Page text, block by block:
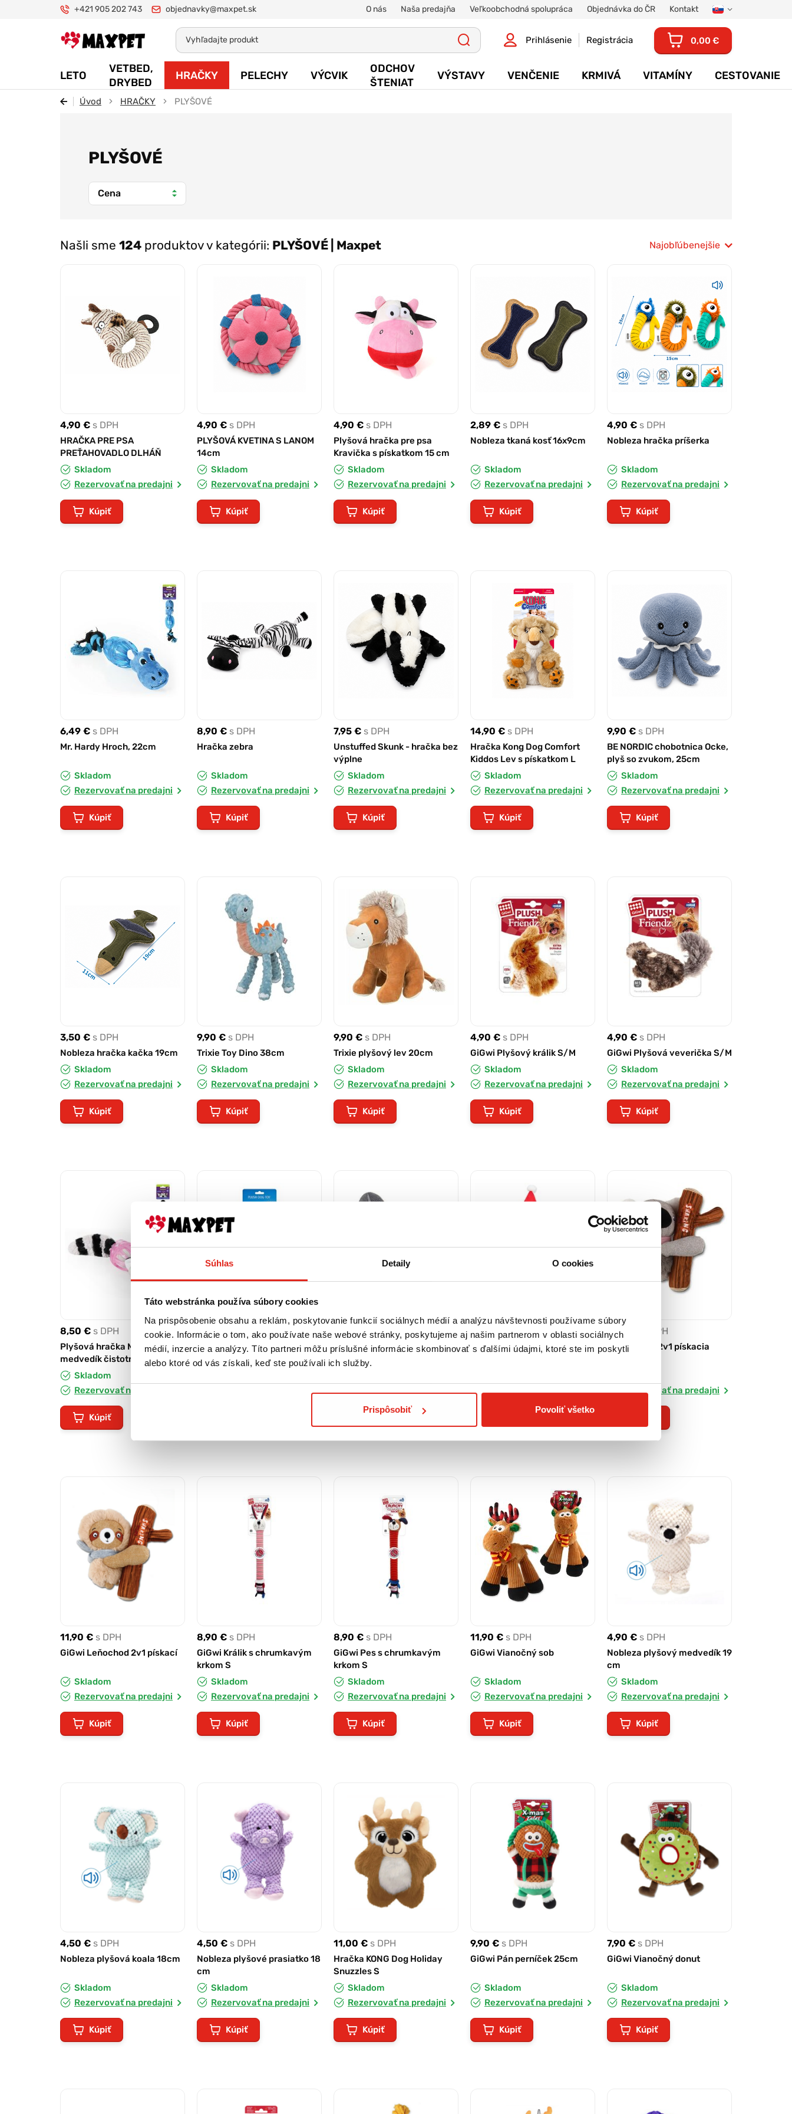
Súhlas Detaily O cookies
Táto webstránka používa súbory cookies
Na prispôsobenie obsahu a reklám, poskytovanie funkcií sociálnych médií a analýzu návštevnosti používame súbory
cookie. Informácie o tom, ako používate naše webové stránky, poskytujeme aj našim partnerom v oblasti sociálnych
médií, inzercie a analýzy. Títo partneri môžu príslušné informácie skombinovať s ďalšími údajmi, ktoré ste im poskytli
alebo ktoré od vás získali, keď ste používali ich služby.
Prispôsobiť Povoliť všetko
+421 905 202 743 objednavky@maxpet.sk O nás Naša predajňa Veľkoobchodná spolupráca Objednávka do ČR
Kontakt
Prihlásenie Registrácia 0,00 €
LETO
VETBED,
DRYBED
HRAČKY PELECHY VÝCVIK
ODCHOV
ŠTENIAT
VÝSTAVY VENČENIE KRMIVÁ VITAMÍNY CESTOVANIE
Úvod HRAČKY PLYŠOVÉ
PLYŠOVÉ
Cena
Našli sme 124 produktov v kategórii: PLYŠOVÉ | Maxpet Najobľúbenejšie
4,90 € s DPH
HRAČKA PRE PSA
PREŤAHOVADLO DLHÁŇ
Skladom
Rezervovať na predajni
Kúpiť
4,90 € s DPH
PLYŠOVÁ KVETINA S LANOM
14cm
Skladom
Rezervovať na predajni
Kúpiť
4,90 € s DPH
Plyšová hračka pre psa
Kravička s pískatkom 15 cm
Skladom
Rezervovať na predajni
Kúpiť
2,89 € s DPH
Nobleza tkaná kosť 16x9cm
Skladom
Rezervovať na predajni
Kúpiť
4,90 € s DPH
Nobleza hračka príšerka
Skladom
Rezervovať na predajni
Kúpiť
6,49 € s DPH
Mr. Hardy Hroch, 22cm
Skladom
Rezervovať na predajni
Kúpiť
8,90 € s DPH
Hračka zebra
Skladom
Rezervovať na predajni
Kúpiť
7,95 € s DPH
Unstuffed Skunk - hračka bez
výplne
Skladom
Rezervovať na predajni
Kúpiť
14,90 € s DPH
Hračka Kong Dog Comfort
Kiddos Lev s pískatkom L
Skladom
Rezervovať na predajni
Kúpiť
9,90 € s DPH
BE NORDIC chobotnica Ocke,
plyš so zvukom, 25cm
Skladom
Rezervovať na predajni
Kúpiť
3,50 € s DPH
Nobleza hračka kačka 19cm
Skladom
Rezervovať na predajni
Kúpiť
9,90 € s DPH
Trixie Toy Dino 38cm
Skladom
Rezervovať na predajni
Kúpiť
9,90 € s DPH
Trixie plyšový lev 20cm
Skladom
Rezervovať na predajni
Kúpiť
4,90 € s DPH
GiGwi Plyšový králik S/M
Skladom
Rezervovať na predajni
Kúpiť
4,90 € s DPH
GiGwi Plyšová veverička S/M
Skladom
Rezervovať na predajni
Kúpiť
8,50 € s DPH
Plyšová hračka Mr. Hardy
medvedík čistotný 35 cm
Skladom
Rezervovať na predajni
Kúpiť
7,90 € s DPH
Hračka Duvo+ Kura plyšová
50 cm
8,20 € s DPH
HHD Bobor na lane 39cm
Rezervovať na predajni
Kúpiť
16,90 € s DPH
TRIXIE Xmas SANTA dlhonohý
Rezervovať na predajni
11,90 € s DPH
Gigwi Koala 2v1 pískacia
Rezervovať na predajni
11,90 € s DPH
GiGwi Leňochod 2v1 pískací
Skladom
Rezervovať na predajni
Kúpiť
8,90 € s DPH
GiGwi Králik s chrumkavým
krkom S
Skladom
Rezervovať na predajni
Kúpiť
8,90 € s DPH
GiGwi Pes s chrumkavým
krkom S
Skladom
Rezervovať na predajni
Kúpiť
11,90 € s DPH
GiGwi Vianočný sob
Skladom
Rezervovať na predajni
Kúpiť
4,90 € s DPH
Nobleza plyšový medvedík 19
cm
Skladom
Rezervovať na predajni
Kúpiť
4,50 € s DPH
Nobleza plyšová koala 18cm
Skladom
Rezervovať na predajni
Kúpiť
4,50 € s DPH
Nobleza plyšové prasiatko 18
cm
Skladom
Rezervovať na predajni
Kúpiť
11,00 € s DPH
Hračka KONG Dog Holiday
Snuzzles S
Skladom
Rezervovať na predajni
Kúpiť
9,90 € s DPH
GiGwi Pán perníček 25cm
Skladom
Rezervovať na predajni
Kúpiť
7,90 € s DPH
GiGwi Vianočný donut
Skladom
Rezervovať na predajni
Kúpiť